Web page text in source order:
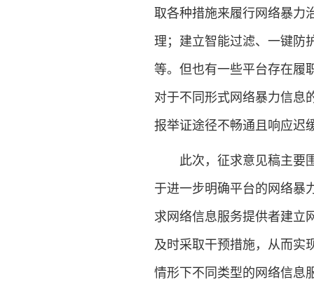
取各种措施来履行网络暴力
理；建立智能过滤、一键防
等。但也有一些平台存在履
对于不同形式网络暴力信息
报举证途径不畅通且响应迟
此次，征求意见稿主要围
于进一步明确平台的网络暴
求网络信息服务提供者建立
及时采取干预措施，从而实
情形下不同类型的网络信息